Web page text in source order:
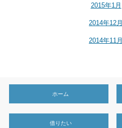
2015年1月
2014年12月
2014年11月
ホーム
借りたい